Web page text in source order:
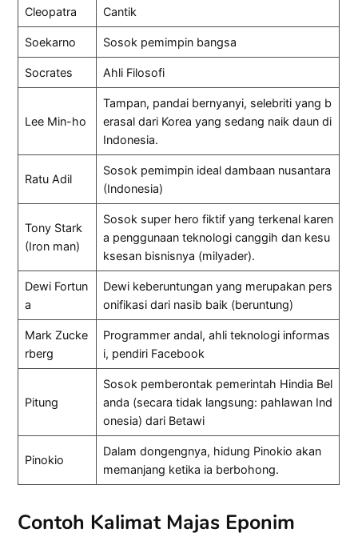
Cleopatra Cantik
Soekarno Sosok pemimpin bangsa
Socrates Ahli Filosofi
Lee Min-ho
Tampan, pandai bernyanyi, selebriti yang b
erasal dari Korea yang sedang naik daun di
Indonesia.
Ratu Adil
Sosok pemimpin ideal dambaan nusantara
(Indonesia)
Tony Stark
(Iron man)
Sosok super hero fiktif yang terkenal karen
a penggunaan teknologi canggih dan kesu
ksesan bisnisnya (milyader).
Dewi Fortun
a
Dewi keberuntungan yang merupakan pers
onifikasi dari nasib baik (beruntung)
Mark Zucke
rberg
Programmer andal, ahli teknologi informas
i, pendiri Facebook
Pitung
Sosok pemberontak pemerintah Hindia Bel
anda (secara tidak langsung: pahlawan Ind
onesia) dari Betawi
Pinokio
Dalam dongengnya, hidung Pinokio akan
memanjang ketika ia berbohong.
Contoh Kalimat Majas Eponim